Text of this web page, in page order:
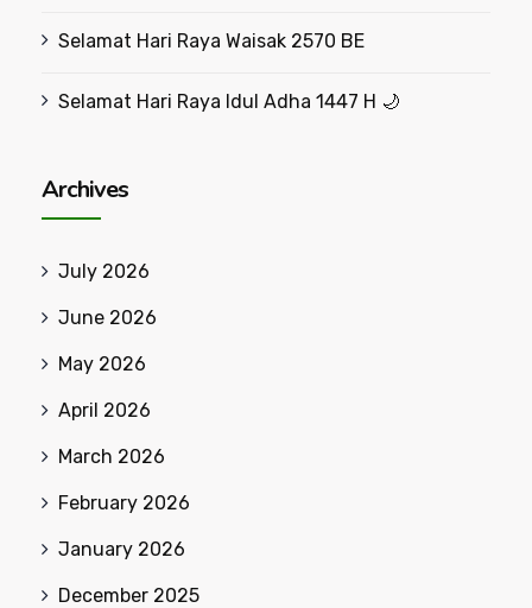
Selamat Hari Raya Waisak 2570 BE
Selamat Hari Raya Idul Adha 1447 H 🌙
Archives
July 2026
June 2026
May 2026
April 2026
March 2026
February 2026
January 2026
December 2025